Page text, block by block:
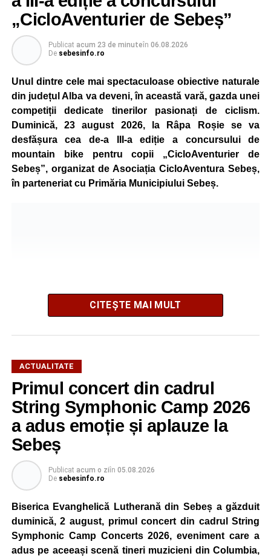
„CicloAventurier de Sebeș”
Publicat acum 23 de minuteîn 06.08.2026
De sebesinfo.ro
Unul dintre cele mai spectaculoase obiective naturale
din județul Alba va deveni, în această vară, gazda unei
competiții dedicate tinerilor pasionați de ciclism.
Duminică, 23 august 2026, la Râpa Roșie se va
desfășura cea de-a III-a ediție a concursului de
mountain bike pentru copii „CicloAventurier de
Sebeș”, organizat de Asociația CicloAventura Sebeș,
în parteneriat cu Primăria Municipiului Sebeș.
După două ediții organizate în Parcul Arini, competiția se
mută într-un nou decor, oferind participanților ocazia de a
concura într-un cadru natural deosebit. Evenimentul este
destinat copiilor și adolescenților cu vârste cuprinse între
5 și 18 ani, iar participarea este gratuită.
Organizatorii au pregătit trasee adaptate fiecărei categorii
de vârstă, astfel încât competiția să fie accesibilă atât
celor aflați la început de drum, cât și celor cu experiență în
mountain bike. La finalul întrecerii, cei mai bine clasați
concurenți vor fi recompensați cu premii în bani și premii
oferite de partenerii evenimentului.
CITEȘTE MAI MULT
ACTUALITATE
Primul concert din cadrul
String Symphonic Camp 2026
a adus emoție și aplauze la
Sebeș
Publicat acum o ziîn 05.08.2026
De sebesinfo.ro
Biserica Evanghelică Lutherană din Sebeș a găzduit
duminică, 2 august, primul concert din cadrul String
Symphonic Camp Concerts 2026, eveniment care a
adus pe aceeași scenă tineri muzicieni din Columbia,